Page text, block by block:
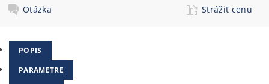
Otázka
Strážiť cenu
POPIS
PARAMETRE